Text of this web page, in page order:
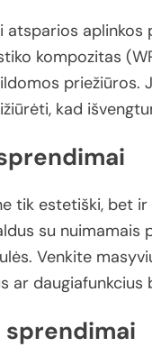
atsparios aplinkos
kompozitas (
priežiūros.
kad
tik estetiški, bet ir
su nuimamais
Venkite
ar daugiafunkcius
sprendimai